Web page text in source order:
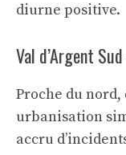
diurne positive.
Val d’Argent
Proche du
urbanisation
accru